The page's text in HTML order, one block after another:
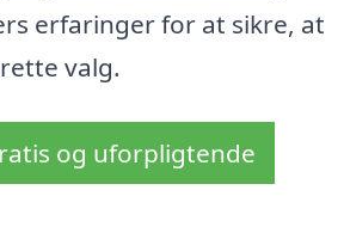
erfaringer for at sikre, at
valg.
og uforpligtende